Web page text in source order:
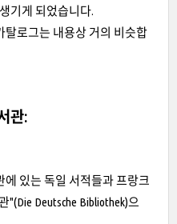
기게 되었습니다.
탈로그는 내용상 거의 비슷합
관:
있는 독일 서적들과 프랑크
Deutsche Bibliothek)으